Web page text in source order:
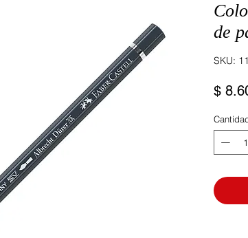
de
SKU:
$